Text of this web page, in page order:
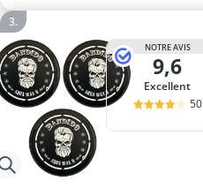
NOTRE AVIS
9,6
Excellent
50